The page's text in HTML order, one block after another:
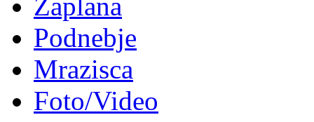
Podnebje
Mrazisca
Foto/Video